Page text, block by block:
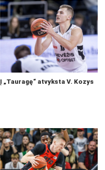
Į „Tauragę“ atvyksta V. Kozys